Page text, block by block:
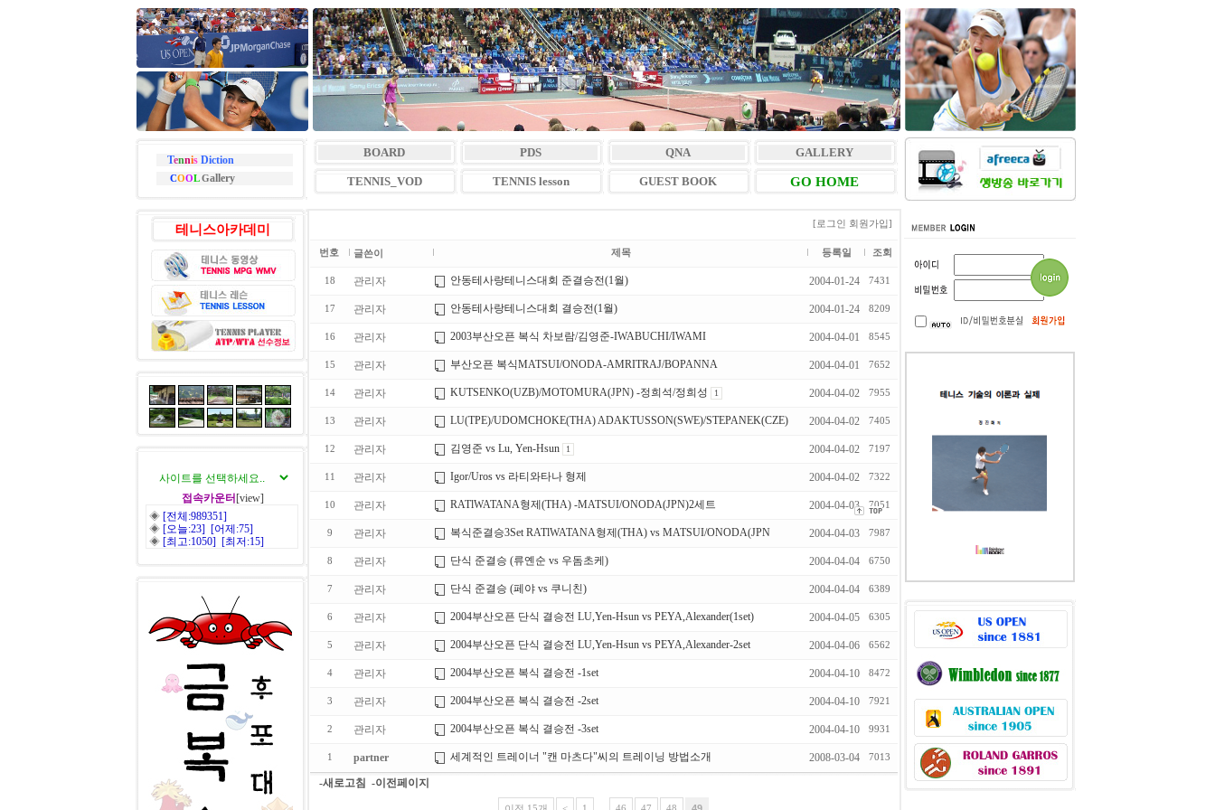
Tennis Diction
COOLGallery
BOARD PDS QNA GALLERY
TENNIS_VOD TENNIS lesson GUEST BOOK GO HOME
테니스아카데미
접속카운터 [view]
◈ [전체:989351]
◈ [오늘:23] [어제:75]
◈ [최고:1050] [최저:15]
[로그인 회원가입]
번호 글쓴이 제목 등록일 조회
18 관리자 안동테사랑테니스대회 준결승전(1월) 2004-01-24 7431
17 관리자 안동테사랑테니스대회 결승전(1월) 2004-01-24 8209
16 관리자 2003부산오픈 복식 차보람/김영준-IWABUCHI/IWAMI 2004-04-01 8545
15 관리자 부산오픈 복식MATSUI/ONODA-AMRITRAJ/BOPANNA 2004-04-01 7652
14 관리자 KUTSENKO(UZB)/MOTOMURA(JPN) -정희석/정희성 1 2004-04-02 7955
13 관리자 LU(TPE)/UDOMCHOKE(THA) ADAKTUSSON(SWE)/STEPANEK(CZE) 2004-04-02 7405
12 관리자 김영준 vs Lu, Yen-Hsun 1 2004-04-02 7197
11 관리자 Igor/Uros vs 라티와타나 형제 2004-04-02 7322
10 관리자 RATlWATANA형제(THA) -MATSUI/ONODA(JPN)2세트 2004-04-03 7051
9 관리자 복식준결승3Set RATlWATANA형제(THA) vs MATSUI/ONODA(JPN 2004-04-03 7987
8 관리자 단식 준결승 (류옌순 vs 우돔초케) 2004-04-04 6750
7 관리자 단식 준결승 (페야 vs 쿠니친) 2004-04-04 6389
6 관리자 2004부산오픈 단식 결승전 LU,Yen-Hsun vs PEYA,Alexander(1set) 2004-04-05 6305
5 관리자 2004부산오픈 단식 결승전 LU,Yen-Hsun vs PEYA,Alexander-2set 2004-04-06 6562
4 관리자 2004부산오픈 복식 결승전 -1set 2004-04-10 8472
3 관리자 2004부산오픈 복식 결승전 -2set 2004-04-10 7921
2 관리자 2004부산오픈 복식 결승전 -3set 2004-04-10 9931
1 partner 세계적인 트레이너 "캔 마츠다"씨의 트레이닝 방법소개 2008-03-04 7013
-새로고침 -이전페이지